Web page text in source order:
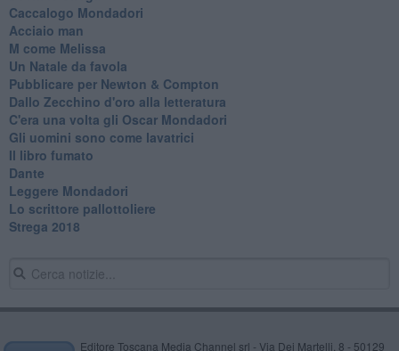
Caccalogo Mondadori
Acciaio man
M come Melissa
Un Natale da favola
Pubblicare per Newton & Compton
Dallo Zecchino d'oro alla letteratura
C'era una volta gli Oscar Mondadori
Gli uomini sono come lavatrici
Il libro fumato
Dante
Leggere Mondadori
Lo scrittore pallottoliere
Strega 2018
Editore Toscana Media Channel srl - Via Dei Martelli, 8 - 50129